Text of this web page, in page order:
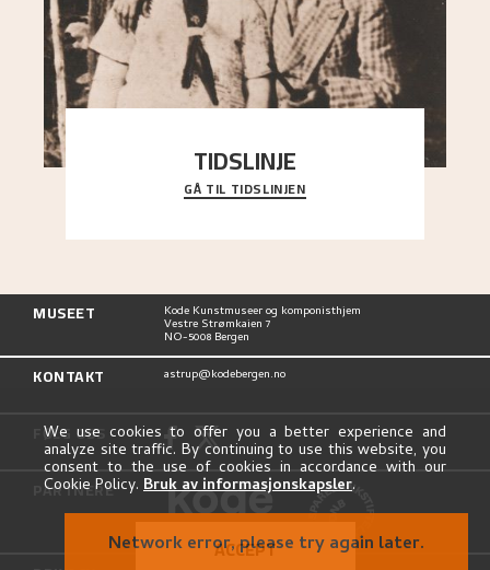
TIDSLINJE
Bli kjent med Nikolai Astrups liv, kunstnerskap og
ettermæle i en interaktiv presentasjon.
GÅ TIL TIDSLINJEN
MUSEET Kode Kunstmuseer og komponisthjem
Vestre Strømkaien 7
NO-5008 Bergen
KONTAKT astrup@kodebergen.no
FØLG OSS
PARTNERE
We use cookies to offer you a better experience and
analyze site traffic. By continuing to use this website, you
consent to the use of cookies in accordance with our
Cookie Policy. Bruk av informasjonskapsler.
ACCEPT
Network error, please try again later.